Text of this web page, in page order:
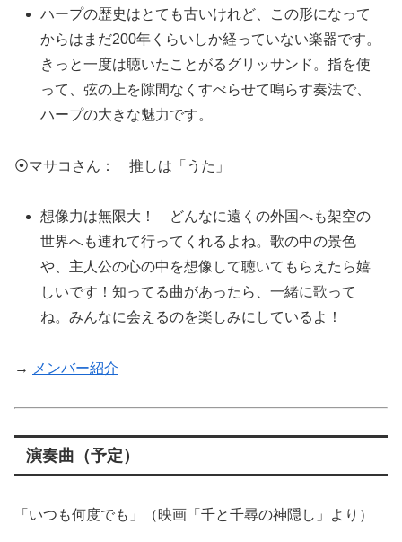
ハープの歴史はとても古いけれど、この形になって
からはまだ200年くらいしか経っていない楽器です。
きっと一度は聴いたことがるグリッサンド。指を使
って、弦の上を隙間なくすべらせて鳴らす奏法で、
ハープの大きな魅力です。
⦿マサコさん： 推しは「うた」
想像力は無限大！ どんなに遠くの外国へも架空の
世界へも連れて行ってくれるよね。歌の中の景色
や、主人公の心の中を想像して聴いてもらえたら嬉
しいです！知ってる曲があったら、一緒に歌って
ね。みんなに会えるのを楽しみにしているよ！
→ メンバー紹介
演奏曲（予定）
「いつも何度でも」（映画「千と千尋の神隠し」より）